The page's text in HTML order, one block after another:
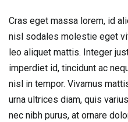
Cras eget massa lorem, id
nisl sodales molestie eget
leo aliquet mattis. Integer
imperdiet id, tincidunt ac
nisl in tempor. Vivamus
urna ultrices diam, quis
nec nibh purus, at ornare